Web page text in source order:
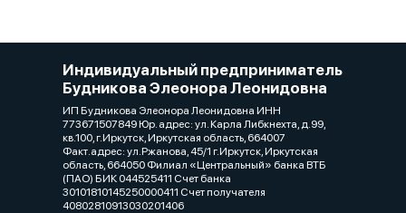
Индивидуальный предприниматель
Будникова Элеонора Леонидовна
ИП Будникова Элеонора Леонидовна ИНН
773671507849 Юр. адрес: ул. Карла Либкнехта, д.99,
кв.100, г.Иркутск, Иркутская область, 664007
Факт.адрес: ул.Ржанова, 45/1 г.Иркутск, Иркутская
область, 664050 Филиал «Центральный» банка ВТБ
(ПАО) БИК 044525411 Счет банка
30101810145250000411 Счет получателя
40802810913030201406